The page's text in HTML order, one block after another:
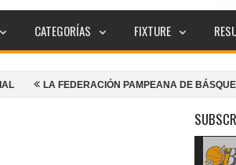
CATEGORÍAS FIXTURE
PAMPEANA DE BÁSQUETBOL